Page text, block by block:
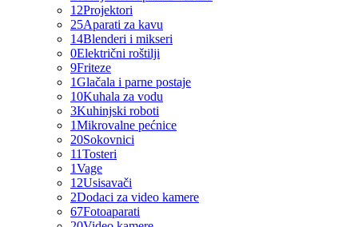
12Projektori
25Aparati za kavu
14Blenderi i mikseri
0Električni roštilji
9Friteze
1Glačala i parne postaje
10Kuhala za vodu
3Kuhinjski roboti
1Mikrovalne pećnice
20Sokovnici
11Tosteri
1Vage
12Usisavači
2Dodaci za video kamere
67Fotoaparati